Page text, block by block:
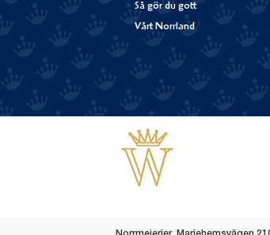
Så gör du gott
Vårt Norrland